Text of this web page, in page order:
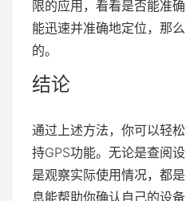
限的应用，看看是否能准
能迅速并准确地定位，那
的。
结论
通过上述方法，你可以轻
持GPS功能。无论是查阅
是观察实际使用情况，都
息能帮助你确认自己的设